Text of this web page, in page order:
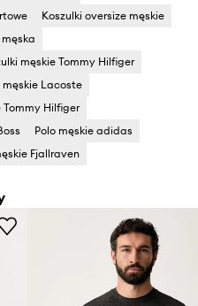
Koszulki oversize męskie
męskie Tommy Hilfiger
męskie Lacoste
Tommy Hilfiger
Polo męskie adidas
Fjallraven